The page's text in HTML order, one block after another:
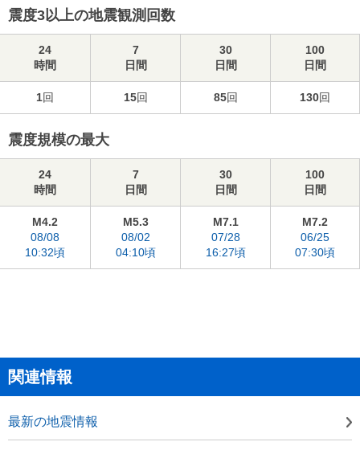
震度3以上の地震観測回数
24
時間
7
日間
30
日間
100
日間
1回 15回 85回 130回
震度規模の最大
24
時間
7
日間
30
日間
100
日間
M4.2
08/08
10:32頃
M5.3
08/02
04:10頃
M7.1
07/28
16:27頃
M7.2
06/25
07:30頃
関連情報
最新の地震情報